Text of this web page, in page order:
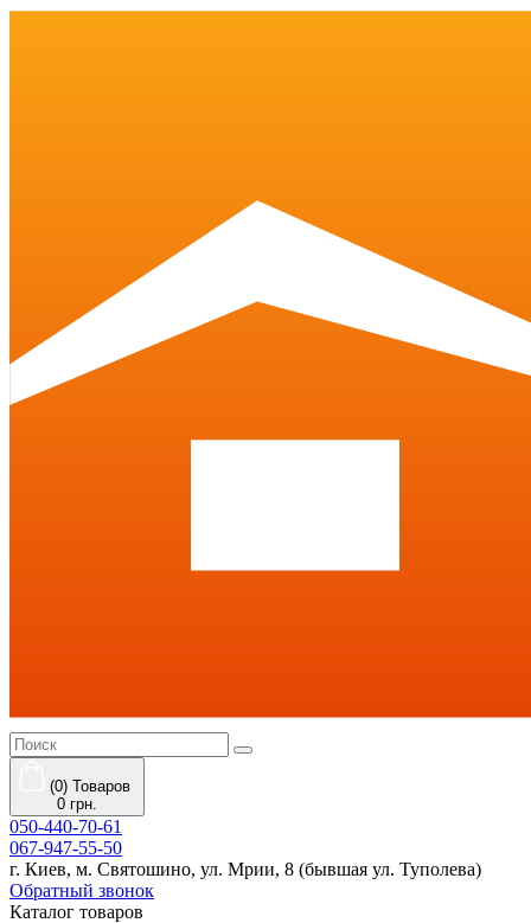
(0) Товаров
0 грн.
050-440-70-61
067-947-55-50
г. Киев, м. Святошино, ул. Мрии, 8 (бывшая ул. Туполева)
Обратный звонок
Каталог товаров